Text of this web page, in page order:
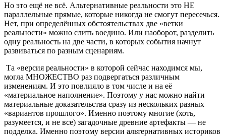
Но это ещё не всё. Альтернативные реальности это НЕ
параллельные прямые, которые никогда не смогут пересечься.
Нет, при определённых обстоятельствах две «ветки
реальности» можно слить воедино. Или наоборот, разделить
одну реальность на две части, в которых события начнут
развиваться по разным сценариям.
Та «версия реальности» в которой сейчас находимся мы,
могла МНОЖЕСТВО раз подвергаться различным
изменениям. И это повлияло в том числе и на её
«материальное наполнение». Поэтому у нас можно найти
материальные доказательства сразу из нескольких разных
«вариантов прошлого». Именно поэтому многие (хоть,
разумеется, и не все) загадочные древние артефакты — не
подделка. Именно поэтому версии альтернативных историков